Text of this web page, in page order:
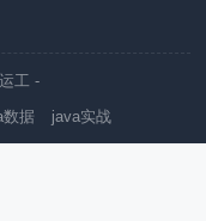
工 -
数据 java实战